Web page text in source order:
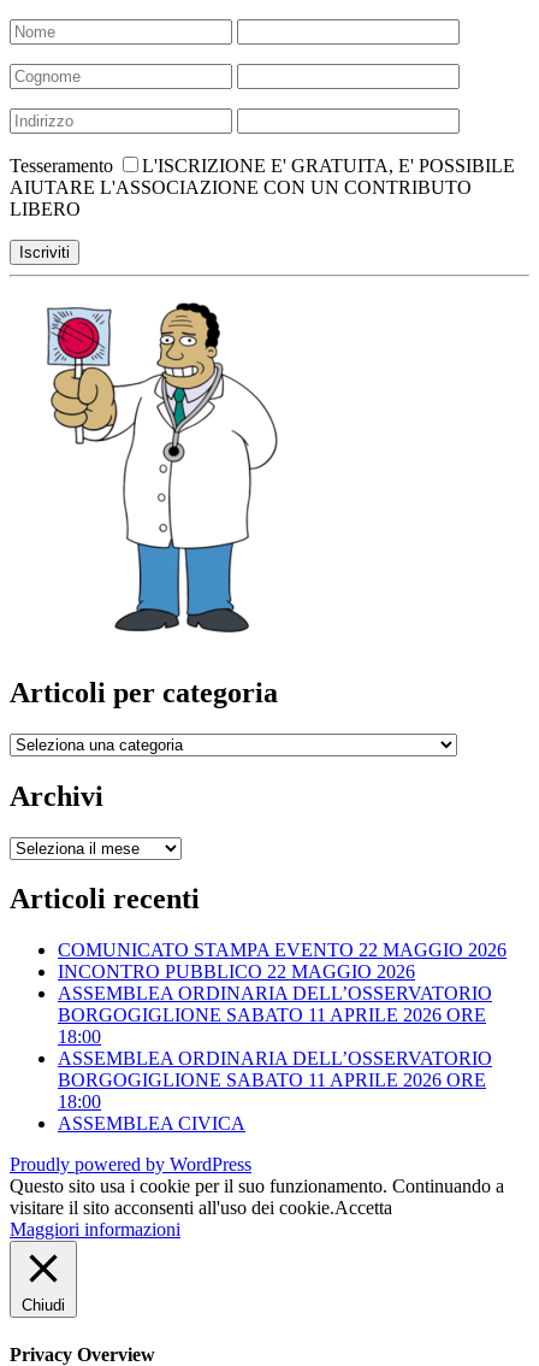
Tesseramento
L'ISCRIZIONE E' GRATUITA, E' POSSIBILE
AIUTARE L'ASSOCIAZIONE CON UN CONTRIBUTO
LIBERO
Articoli per categoria
Articoli
categoria
Archivi
Archivi
Articoli recenti
COMUNICATO STAMPA EVENTO 22 MAGGIO 2026
INCONTRO PUBBLICO 22 MAGGIO 2026
ASSEMBLEA ORDINARIA DELL’OSSERVATORIO
BORGOGIGLIONE SABATO 11 APRILE 2026 ORE
18:00
ASSEMBLEA ORDINARIA DELL’OSSERVATORIO
BORGOGIGLIONE SABATO 11 APRILE 2026 ORE
18:00
ASSEMBLEA CIVICA
Proudly powered by WordPress
Questo sito usa i cookie per il suo funzionamento. Continuando a
visitare il sito acconsenti all'uso dei cookie.Accetta
Maggiori informazioni
Chiudi
Privacy Overview